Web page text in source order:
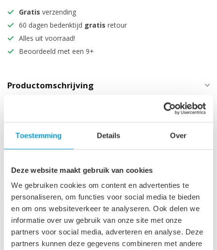
Toestemming Details Over
Deze website maakt gebruik van cookies
We gebruiken cookies om content en advertenties te
personaliseren, om functies voor social media te bieden
en om ons websiteverkeer te analyseren. Ook delen we
informatie over uw gebruik van onze site met onze
partners voor social media, adverteren en analyse. Deze
partners kunnen deze gegevens combineren met andere
Gratis verzending
60 dagen bedenktijd gratis retour
Alles uit voorraad!
Beoordeeld met een 9+
Productomschrijving
Technische informatie
Afvoerplug groot - chroom -
met overloop €29,95